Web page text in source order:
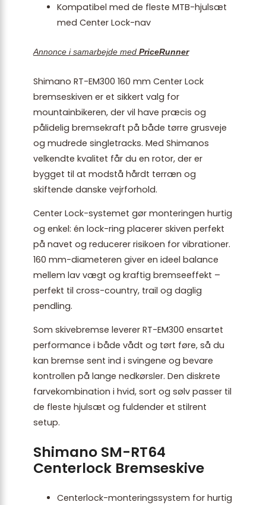
Kompatibel med de fleste MTB-hjulsæt
med Center Lock-nav
Annonce i samarbejde med PriceRunner
Shimano RT-EM300 160 mm Center Lock
bremseskiven er et sikkert valg for
mountainbikeren, der vil have præcis og
pålidelig bremsekraft på både tørre grusveje
og mudrede singletracks. Med Shimanos
velkendte kvalitet får du en rotor, der er
bygget til at modstå hårdt terræn og
skiftende danske vejrforhold.
Center Lock-systemet gør monteringen hurtig
og enkel: én lock-ring placerer skiven perfekt
på navet og reducerer risikoen for vibrationer.
160 mm-diameteren giver en ideel balance
mellem lav vægt og kraftig bremseeffekt –
perfekt til cross-country, trail og daglig
pendling.
Som skivebremse leverer RT-EM300 ensartet
performance i både vådt og tørt føre, så du
kan bremse sent ind i svingene og bevare
kontrollen på lange nedkørsler. Den diskrete
farvekombination i hvid, sort og sølv passer til
de fleste hjulsæt og fuldender et stilrent
setup.
Shimano SM-RT64
Centerlock Bremseskive
Centerlock-monteringssystem for hurtig